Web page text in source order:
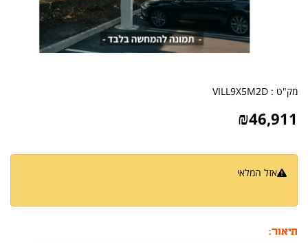
מק"ט : VILL9X5M2D
₪46,911
אזל המלאי
תיאור: